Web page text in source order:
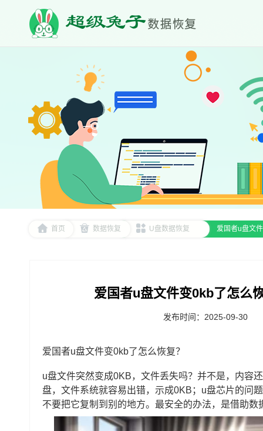
首页 数据恢复 U盘数据恢复 爱国者u盘文
爱国者u盘文件变0kb了怎么
发布时间：2025-09-30
爱国者u盘文件变0kb了怎么恢复？
u盘文件突然变成0KB，文件丢失吗？并不是，内容
盘，文件系统就容易出错，示成0KB；u盘芯片的问
不要把它复制到别的地方。最安全的办法，是借助数